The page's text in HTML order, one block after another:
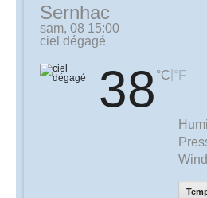
Sernhac
sam, 08 15:00
ciel dégagé
38 °C °F